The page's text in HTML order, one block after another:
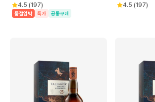
4.5 (197)
품절임박 특가 공동구매
4.5 (197)